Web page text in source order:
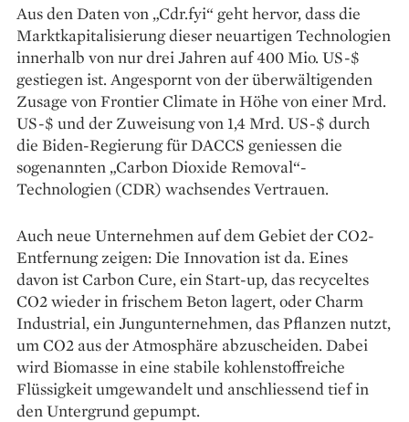
Aus den Daten von „Cdr.fyi“ geht hervor, dass die
Marktkapitalisierung dieser neuartigen Technologien
innerhalb von nur drei Jahren auf 400 Mio. US-$
gestiegen ist. Angespornt von der überwältigenden
Zusage von Frontier Climate in Höhe von einer Mrd.
US-$ und der Zuweisung von 1,4 Mrd. US-$ durch
die Biden-Regierung für DACCS geniessen die
sogenannten „Carbon Dioxide Removal“-
Technologien (CDR) wach­sendes Vertrauen.
Auch neue Unternehmen auf dem Gebiet der CO2-
Entfernung zeigen: Die Innovation ist da. Eines
davon ist Carbon Cure, ein Start-up, das recyceltes
CO2 wieder in frischem Beton lagert, oder Charm
Industrial, ein Jungunternehmen, das Pflanzen nutzt,
um CO2 aus der Atmosphäre abzuscheiden. Dabei
wird Biomasse in eine stabile kohlen­stoffreiche
Flüssigkeit umge­wandelt und anschliessend tief in
den Unter­grund gepumpt.